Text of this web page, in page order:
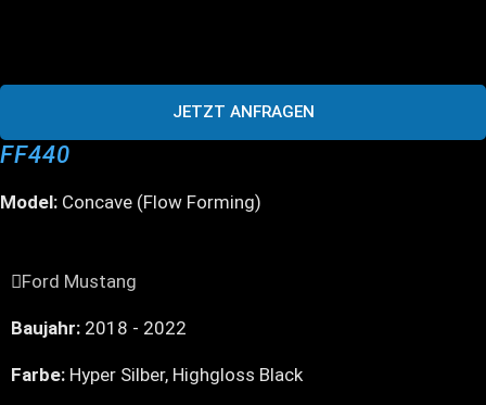
JETZT ANFRAGEN
FF440
Model: Concave (Flow Forming)
Ford Mustang
Baujahr: 2018 - 2022
Farbe: Hyper Silber, Highgloss Black